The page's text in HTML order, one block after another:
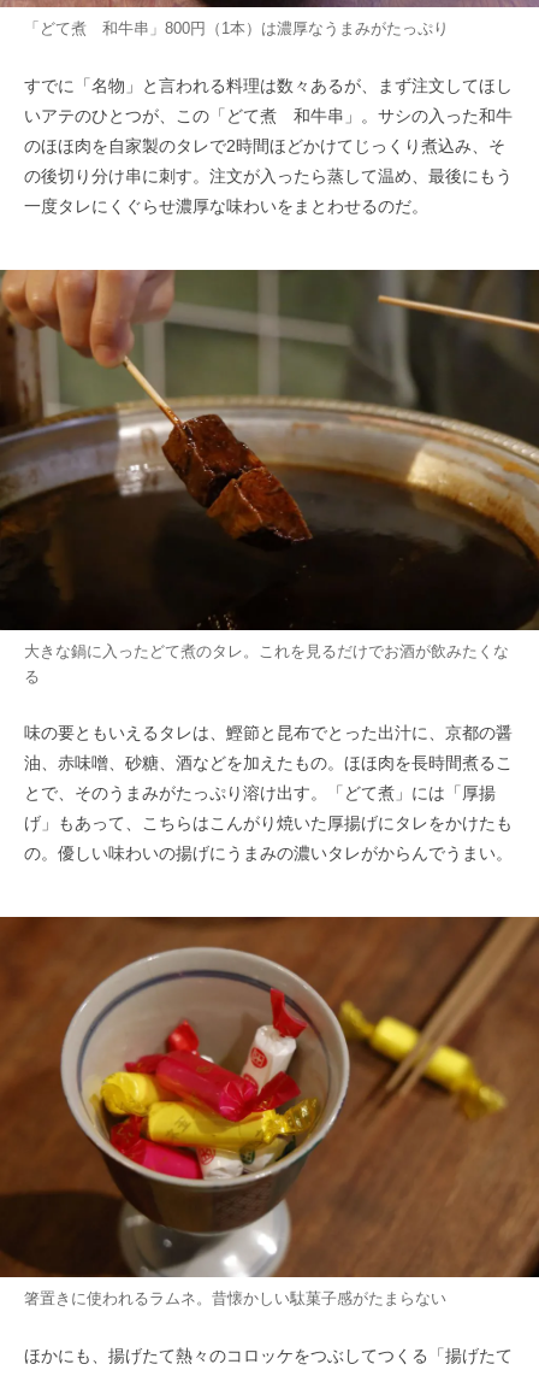
「どて煮 和牛串」800円（1本）は濃厚なうまみがたっぷり
すでに「名物」と言われる料理は数々あるが、まず注文してほし
いアテのひとつが、この「どて煮 和牛串」。サシの入った和牛
のほほ肉を自家製のタレで2時間ほどかけてじっくり煮込み、そ
の後切り分け串に刺す。注文が入ったら蒸して温め、最後にもう
一度タレにくぐらせ濃厚な味わいをまとわせるのだ。
大きな鍋に入ったどて煮のタレ。これを見るだけでお酒が飲みたくな
る
味の要ともいえるタレは、鰹節と昆布でとった出汁に、京都の醤
油、赤味噌、砂糖、酒などを加えたもの。ほほ肉を長時間煮るこ
とで、そのうまみがたっぷり溶け出す。「どて煮」には「厚揚
げ」もあって、こちらはこんがり焼いた厚揚げにタレをかけたも
の。優しい味わいの揚げにうまみの濃いタレがからんでうまい。
箸置きに使われるラムネ。昔懐かしい駄菓子感がたまらない
ほかにも、揚げたて熱々のコロッケをつぶしてつくる「揚げたて